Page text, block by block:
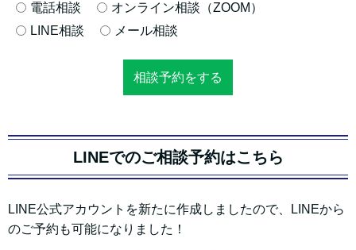
電話相談
オンライン相談（ZOOM）
LINE相談
メール相談
相談予約をする
LINEでのご相談予約はこちら
LINE公式アカウントを新たに作成しましたので、LINEから
のご予約も可能になりました！